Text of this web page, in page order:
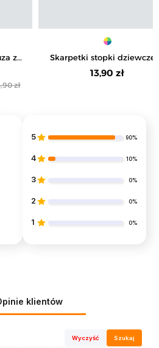
z
zł
Skarpetki stopki
bawełniane
pak
13,90 zł
5 90%
4 10%
3 0%
2 0%
1 0%
klientów
Wyczyść Szukaj